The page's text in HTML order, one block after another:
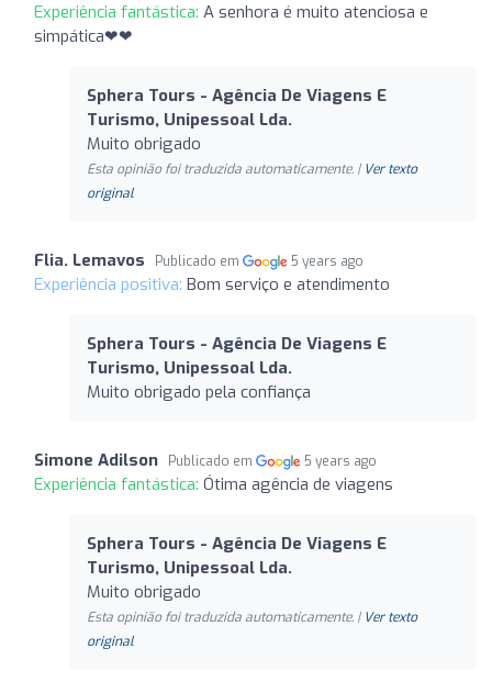
Experiência fantástica: A senhora é muito atenciosa e
simpática❤❤
Sphera Tours - Agência De Viagens E
Turismo, Unipessoal Lda.
Muito obrigado
Esta opinião foi traduzida automaticamente. | Ver texto
original
Flia. Lemavos Publicado em 5 years ago
Experiência positiva: Bom serviço e atendimento
Sphera Tours - Agência De Viagens E
Turismo, Unipessoal Lda.
Muito obrigado pela confiança
Simone Adilson Publicado em 5 years ago
Experiência fantástica: Ótima agência de viagens
Sphera Tours - Agência De Viagens E
Turismo, Unipessoal Lda.
Muito obrigado
Esta opinião foi traduzida automaticamente. | Ver texto
original